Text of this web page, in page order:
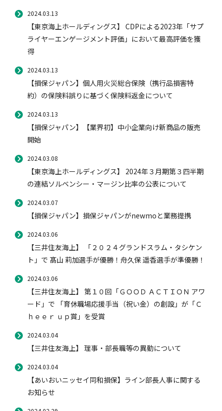
2024.03.13
【東京海上ホールディングス】 CDPによる2023年「サプ
ライヤーエンゲージメント評価」において最高評価を獲
得
2024.03.13
【損保ジャパン】個人用火災総合保険（携行品損害特
約）の保険料誤りに基づく保険料返金について
2024.03.13
【損保ジャパン】【業界初】中小企業向け新商品の販売
開始
2024.03.08
【東京海上ホールディングス】 2024年３月期第３四半期
の連結ソルベンシー・マージン比率の公表について
2024.03.07
【損保ジャパン】損保ジャパンがnewmoと業務提携
2024.03.06
【三井住友海上】 「２０２４グランドスラム・タシケン
ト」で 髙山 莉加選手が優勝！舟久保 遥香選手が準優勝！
2024.03.06
【三井住友海上】 第１０回「ＧＯＯＤ ＡＣＴＩＯＮ アワ
ード」で 「育休職場応援手当（祝い金）の創設」が「Ｃ
ｈｅｅｒ ｕｐ賞」を受賞
2024.03.04
【三井住友海上】 理事・部長職等の異動について
2024.03.04
【あいおいニッセイ同和損保】ライン部長人事に関する
お知らせ